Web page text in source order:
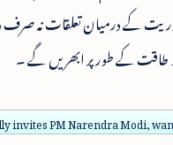
کے درمیان تعلقات نہ صرف
طاقت کے طور پر ابھریں گے ۔
invites PM Narendra Modi,